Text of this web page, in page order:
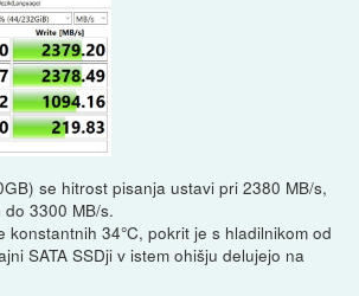
se hitrost pisanja ustavi pri 2380 MB/s,
3300 MB/s.
konstantnih 34°C, pokrit je s hladilnikom od
SATA SSDji v istem ohišju delujejo na